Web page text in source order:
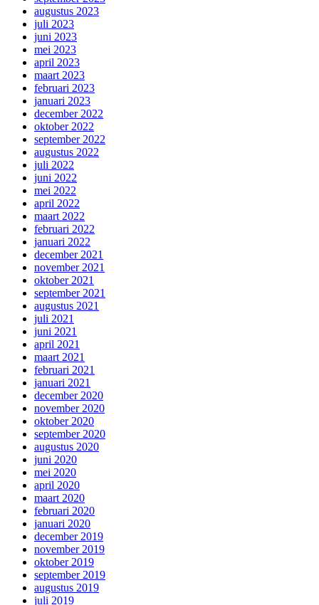
augustus 2023
juli 2023
juni 2023
mei 2023
april 2023
maart 2023
februari 2023
januari 2023
december 2022
oktober 2022
september 2022
augustus 2022
juli 2022
juni 2022
mei 2022
april 2022
maart 2022
februari 2022
januari 2022
december 2021
november 2021
oktober 2021
september 2021
augustus 2021
juli 2021
juni 2021
april 2021
maart 2021
februari 2021
januari 2021
december 2020
november 2020
oktober 2020
september 2020
augustus 2020
juni 2020
mei 2020
april 2020
maart 2020
februari 2020
januari 2020
december 2019
november 2019
oktober 2019
september 2019
augustus 2019
juli 2019